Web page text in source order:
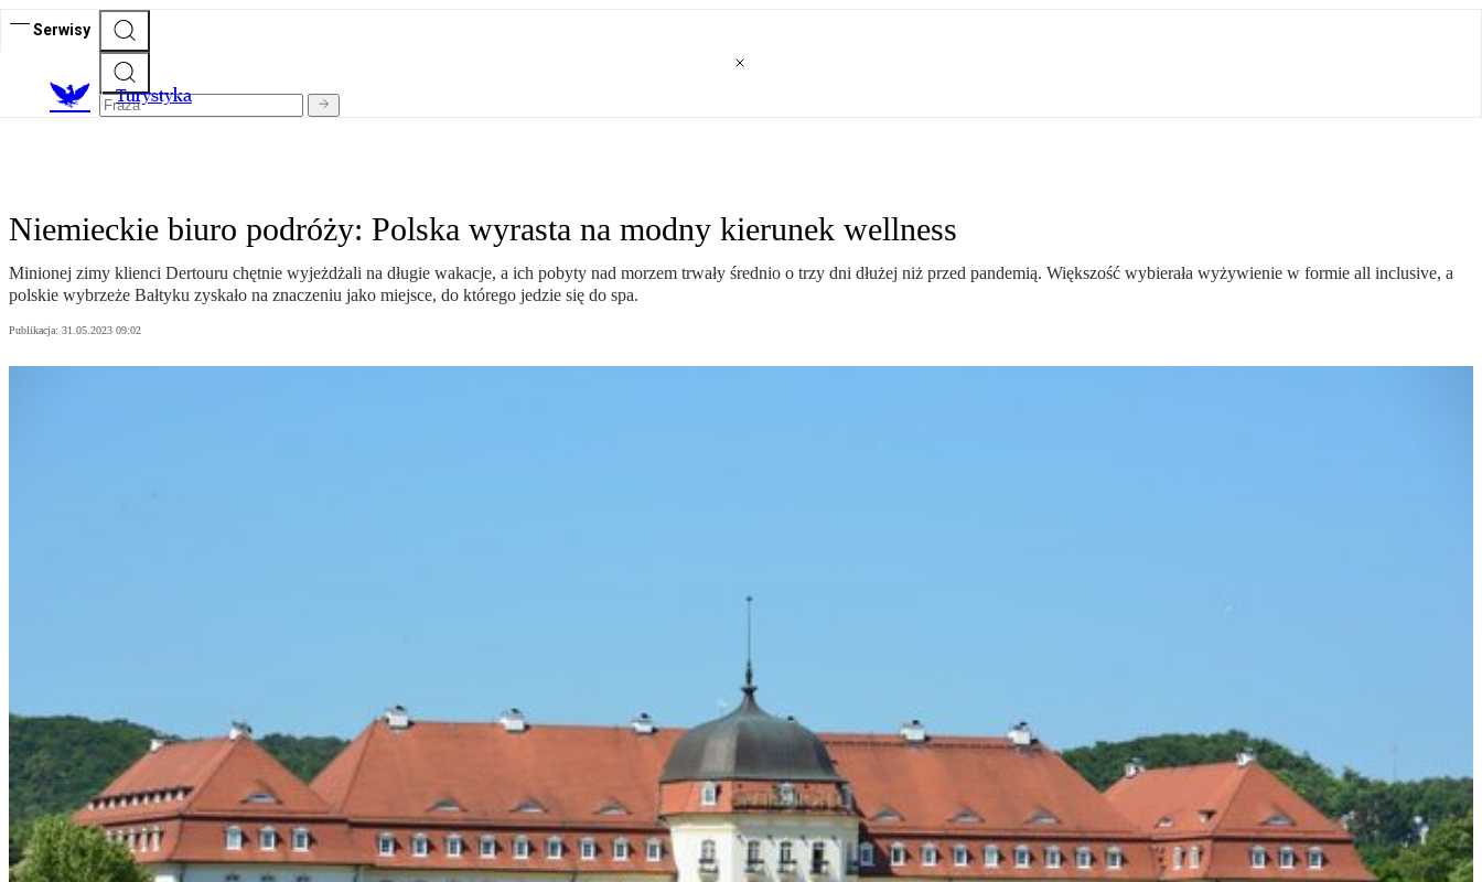
Serwisy
Turystyka
Niemieckie biuro podróży: Polska wyrasta na modny kierunek wellness
Minionej zimy klienci Dertouru chętnie wyjeżdżali na długie wakacje, a ich pobyty nad morzem trwały średnio o trzy dni dłużej niż przed pandemią. Większość wybierała wyżywienie w formie all inclusive, a
polskie wybrzeże Bałtyku zyskało na znaczeniu jako miejsce, do którego jedzie się do spa.
Publikacja: 31.05.2023 09:02